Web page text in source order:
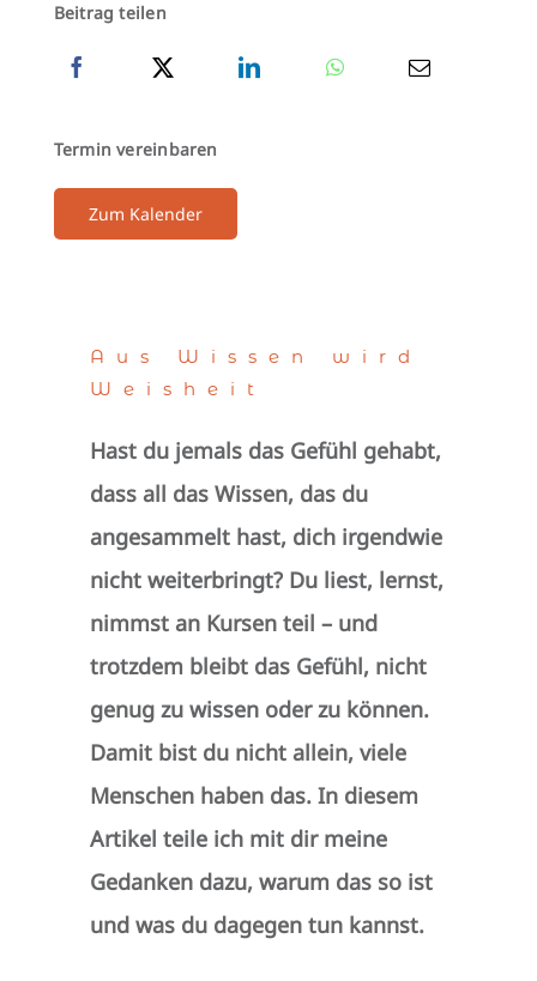
Beitrag teilen
Termin vereinbaren
Zum Kalender
Aus Wissen wird
Weisheit
Hast du jemals das Gefühl gehabt,
dass all das Wissen, das du
angesammelt hast, dich irgendwie
nicht weiterbringt? Du liest, lernst,
nimmst an Kursen teil – und
trotzdem bleibt das Gefühl, nicht
genug zu wissen oder zu können.
Damit bist du nicht allein, viele
Menschen haben das. In diesem
Artikel teile ich mit dir meine
Gedanken dazu, warum das so ist
und was du dagegen tun kannst.